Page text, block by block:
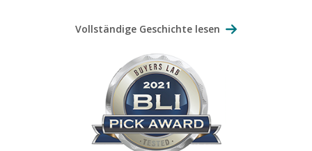
Vollständige Geschichte lesen